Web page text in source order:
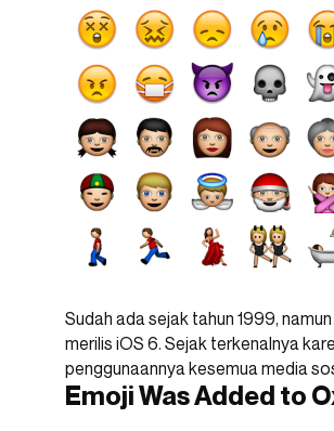
Sudah ada sejak tahun 1999,
merilis iOS 6. Sejak terkenalnya
penggunaannya kesemua media
Emoji Was Added to